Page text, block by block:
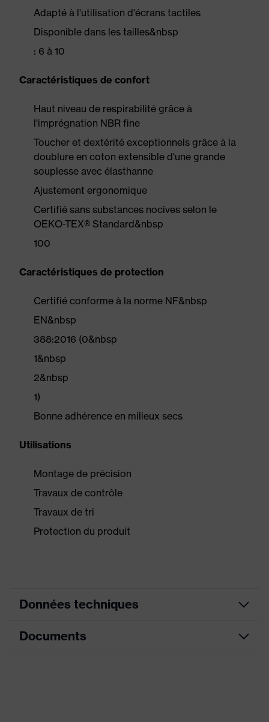
Adapté à l'utilisation d'écrans tactiles
Disponible dans les tailles&nbsp
: 6 à 10
Caractéristiques de confort
Haut niveau de respirabilité grâce à
l'imprégnation NBR fine
Toucher et dextérité exceptionnels grâce à la
doublure en coton extensible d'une grande
souplesse avec élasthanne
Ajustement ergonomique
Certifié sans substances nocives selon le
OEKO-TEX® Standard&nbsp
100
Caractéristiques de protection
Certifié conforme à la norme NF&nbsp
EN&nbsp
388:2016 (0&nbsp
1&nbsp
2&nbsp
1)
Bonne adhérence en milieux secs
Utilisations
Montage de précision
Travaux de contrôle
Travaux de tri
Protection du produit
Données techniques
Modèle
Documents